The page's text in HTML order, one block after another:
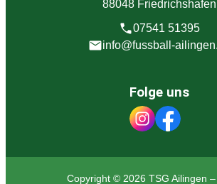
88048 Friedrichshafen
07541 51395
info@fussball-
Folge uns
Copyright © 2026 TSG Ailingen